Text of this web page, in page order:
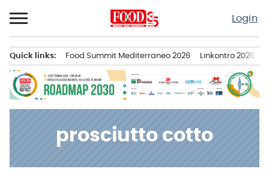
al
contenuto
Login
principale
Quick links: Food Summit Mediterraneo 2026 Linkontro 2026
prosciutto cotto